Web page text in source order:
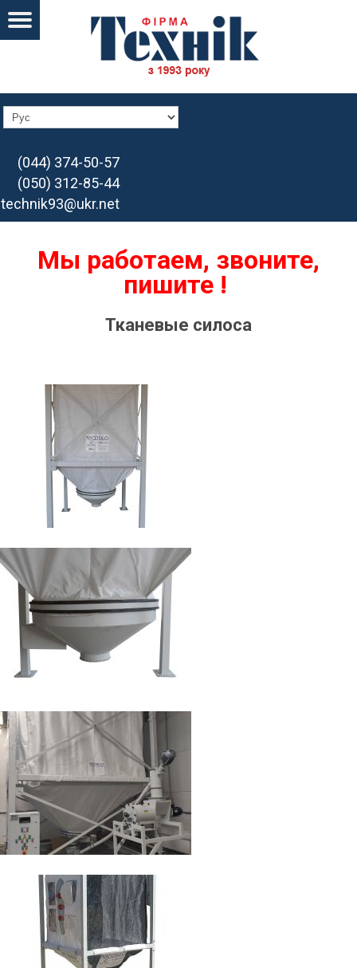
(044) 374-50-57
(050) 312-85-44
technik93@ukr.net
Мы работаем, звоните,
пишите !
Тканевые силоса